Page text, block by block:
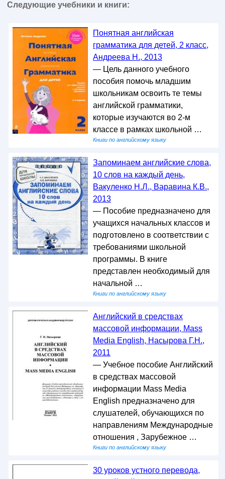
Следующие учебники и книги:
Понятная английская
грамматика для детей, 2 класс,
Андреева Н., 2013
— Цель данного учебного
пособия помочь младшим
школьникам освоить те темы
английской грамматики,
которые изучаются во 2-м
классе в рамках школьной …
Книги по английскому языку
Запоминаем английские слова,
10 слов на каждый день,
Вакуленко Н.Л., Варавина К.В.,
2013
— Пособие предназначено для
учащихся начальных классов и
подготовлено в соответствии с
требованиями школьной
программы. В книге
представлен необходимый для
начальной …
Книги по английскому языку
Английский в средствах
массовой информации, Mass
Media English, Насырова Г.Н.,
2011
— Учебное пособие Английский
в средствах массовой
информации Mass Media
English предназначено для
слушателей, обучающихся по
направлениям Международные
отношения , Зарубежное …
Книги по английскому языку
30 уроков устного перевода,